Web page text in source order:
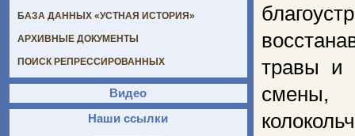
травы и
БАЗА ДАННЫХ «УСТНАЯ ИСТОРИЯ»
АРХИВНЫЕ ДОКУМЕНТЫ
ПОИСК РЕПРЕССИРОВАННЫХ
Видео
Наши ссылки